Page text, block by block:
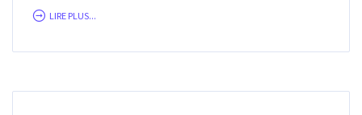
LIRE PLUS...